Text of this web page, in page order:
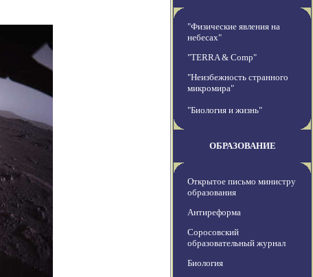
"Физические явления на
небесах"
"TERRA & Comp"
"Неизбежность странного
микромира"
"Биология и жизнь"
ОБРАЗОВАНИЕ
Открытое письмо министру
образования
Антиреформа
Соросовский
образовательный журнал
Биология